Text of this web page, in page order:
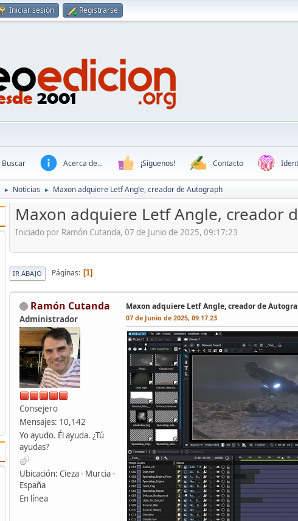
Iniciar sesión Registrarse
Buscar Acerca de... ¡Síguenos! Contacto
► Noticias ► Maxon adquiere Letf Angle, creador de Autograph
Maxon adquiere Letf Angle, creador
Iniciado por Ramón Cutanda, 07 de Junio de 2025, 09:17:23
IR ABAJO Páginas 1
Ramón Cutanda
Administrador
Consejero
Mensajes: 10,142
Yo ayudo. Él ayuda. ¿Tú
ayudas?
Ubicación: Cieza - Murcia -
España
En línea
Maxon adquiere Letf Angle, creador de
07 de Junio de 2025, 09:17:23